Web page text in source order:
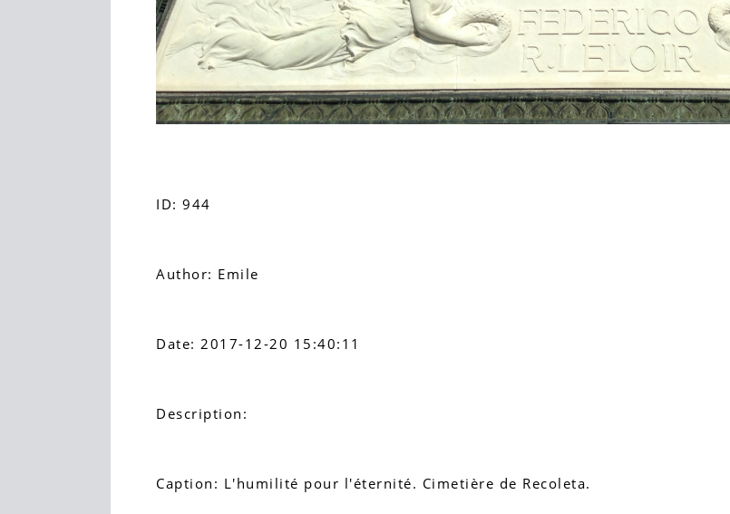
ID: 944
Author: Emile
Date: 2017-12-20 15:40:11
Description:
Caption: L'humilité pour l'éternité. Cimetière de Recoleta.